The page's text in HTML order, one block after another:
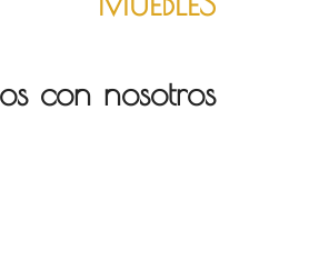
con nosotros